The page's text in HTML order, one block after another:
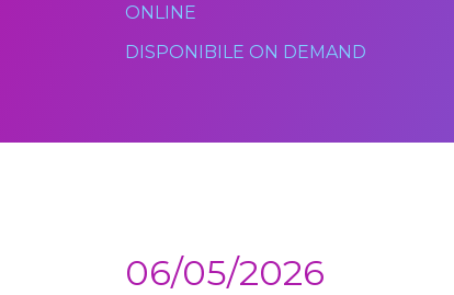
ONLINE
DISPONIBILE ON DEMAND
06/05/2026